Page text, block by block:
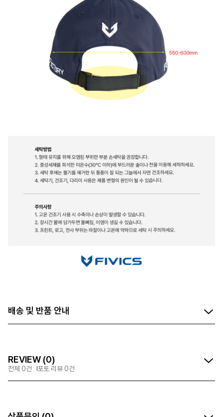
배송 및 반품 안내
REVIEW (0)
전체 0건 포토 리뷰 0건